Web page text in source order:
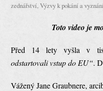
zednářství,Výzvy k pokání a
Toto video je
Před 14 lety vyšla v
odstartovali vstup do EU“.
Vážený Jane Graubnere,